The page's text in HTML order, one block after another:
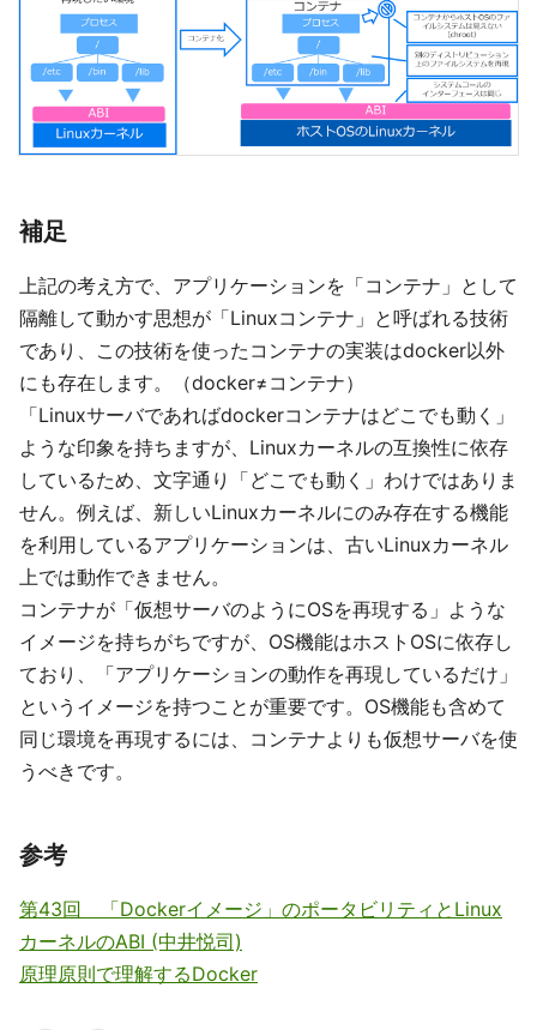
補足
上記の考え方で、アプリケーションを「コンテナ」として
隔離して動かす思想が「Linuxコンテナ」と呼ばれる技術
であり、この技術を使ったコンテナの実装はdocker以外
にも存在します。（docker≠コンテナ）
「Linuxサーバであればdockerコンテナはどこでも動く」
ような印象を持ちますが、Linuxカーネルの互換性に依存
しているため、文字通り「どこでも動く」わけではありま
せん。例えば、新しいLinuxカーネルにのみ存在する機能
を利用しているアプリケーションは、古いLinuxカーネル
上では動作できません。
コンテナが「仮想サーバのようにOSを再現する」ような
イメージを持ちがちですが、OS機能はホストOSに依存し
ており、「アプリケーションの動作を再現しているだけ」
というイメージを持つことが重要です。OS機能も含めて
同じ環境を再現するには、コンテナよりも仮想サーバを使
うべきです。
参考
第43回 「Dockerイメージ」のポータビリティとLinux
カーネルのABI (中井悦司)
原理原則で理解するDocker